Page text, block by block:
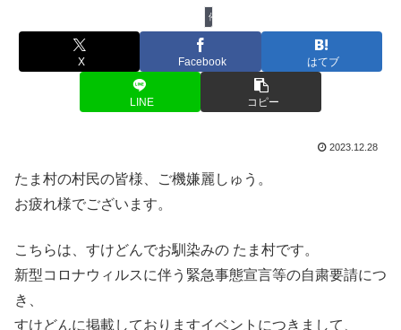
催し物
X Facebook はてブ
LINE コピー
2023.12.28
たま村の村民の皆様、ご機嫌麗しゅう。
お疲れ様でございます。
こちらは、すけどんでお馴染みの たま村です。
新型コロナウィルスに伴う緊急事態宣言等の自粛要請につ
き、
すけどんに掲載しておりますイベントにつきまして、